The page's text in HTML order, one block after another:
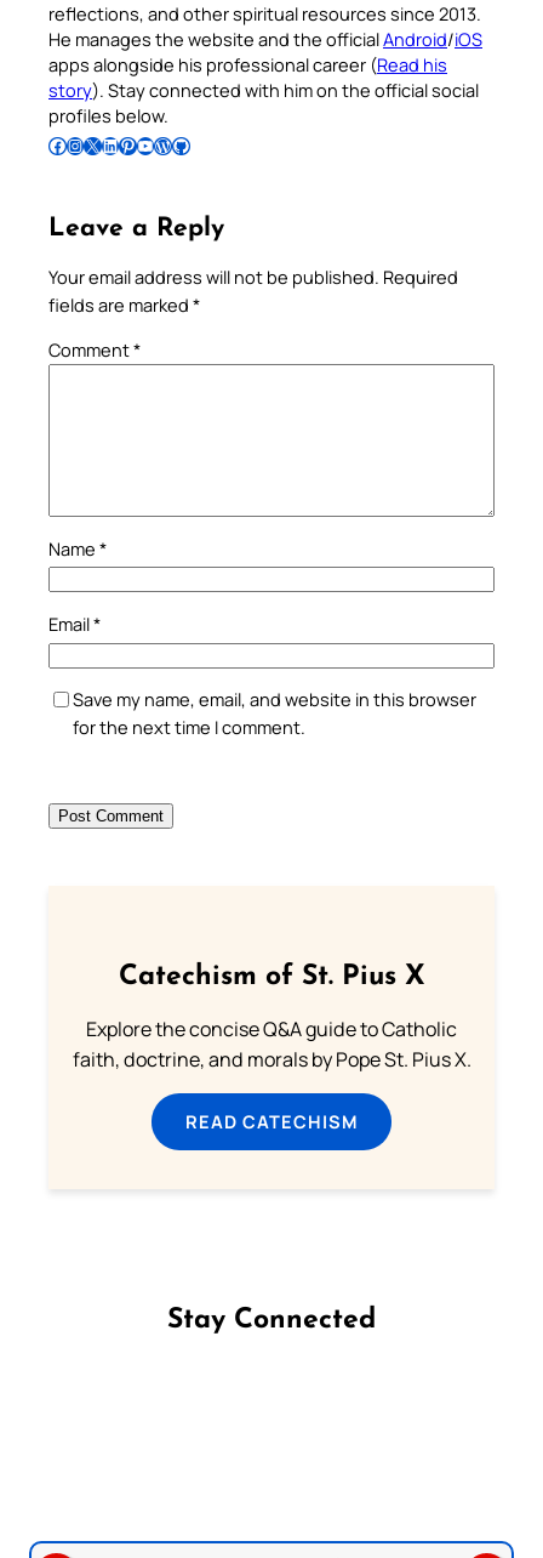
reflections, and other spiritual resources since 2013.
He manages the website and the officialAndroid/iOS
apps alongside his professional career (Read his
story). Stay connected with him on the official social
profiles below.
Follow Pradeep on Facebook Follow Pradeep on InstagramFollow Pradeep on X Follow Pradeep on LinkedIn Follow Pradeep on Pinterest Subscribe to Pradeep’s Youtube Channel Follow Pradeep on WordPress Follow Pradeep on GitHub
Leave a Reply
Your email address will not be published. Required
fields are marked *
Comment*
Name *
Email*
Save my name, email, and website in this browser
for the next time I comment.
Catechism of St. Pius X
Explore the concise Q&A guide to Catholic
faith, doctrine, and morals by Pope St. Pius X.
READ CATECHISM
Stay Connected